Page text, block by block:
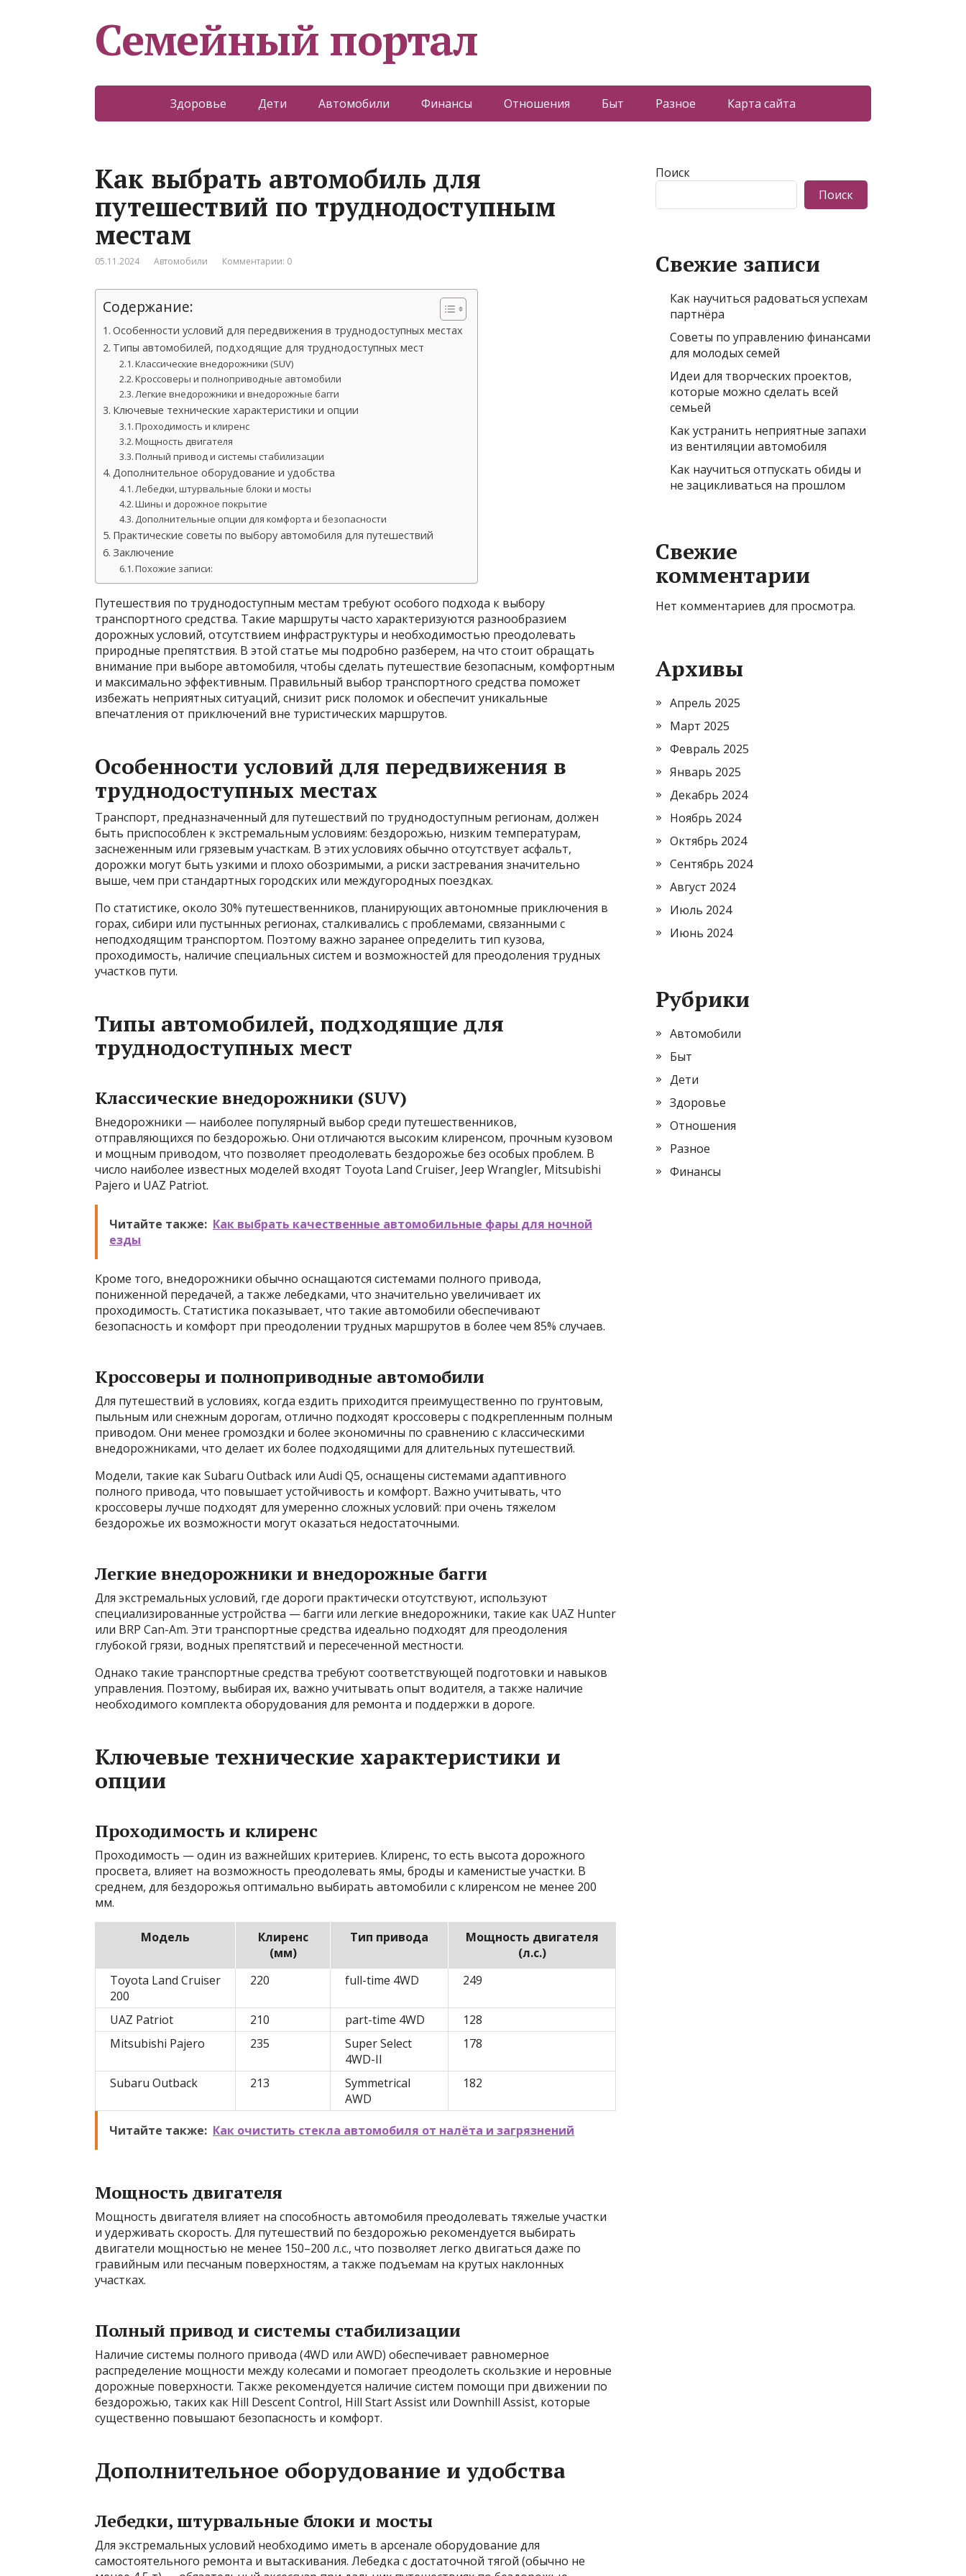
Семейный портал
Здоровье Дети Автомобили Финансы Отношения Быт Разное Карта сайта
Как выбрать автомобиль для
путешествий по труднодоступным
местам
05.11.2024 Автомобили Комментарии: 0
Содержание:
Особенности условий для передвижения в труднодоступных местах
Типы автомобилей, подходящие для труднодоступных мест
Классические внедорожники (SUV)
Кроссоверы и полноприводные автомобили
Легкие внедорожники и внедорожные багги
Ключевые технические характеристики и опции
Проходимость и клиренс
Мощность двигателя
Полный привод и системы стабилизации
Дополнительное оборудование и удобства
Лебедки, штурвальные блоки и мосты
Шины и дорожное покрытие
Дополнительные опции для комфорта и безопасности
Практические советы по выбору автомобиля для путешествий
Заключение
Похожие записи:
Путешествия по труднодоступным местам требуют особого подхода к выбору
транспортного средства. Такие маршруты часто характеризуются разнообразием
дорожных условий, отсутствием инфраструктуры и необходимостью преодолевать
природные препятствия. В этой статье мы подробно разберем, на что стоит обращать
внимание при выборе автомобиля, чтобы сделать путешествие безопасным, комфортным
и максимально эффективным. Правильный выбор транспортного средства поможет
избежать неприятных ситуаций, снизит риск поломок и обеспечит уникальные
впечатления от приключений вне туристических маршрутов.
Особенности условий для передвижения в
труднодоступных местах
Транспорт, предназначенный для путешествий по труднодоступным регионам, должен
быть приспособлен к экстремальным условиям: бездорожью, низким температурам,
заснеженным или грязевым участкам. В этих условиях обычно отсутствует асфальт,
дорожки могут быть узкими и плохо обозримыми, а риски застревания значительно
выше, чем при стандартных городских или междугородных поездках.
По статистике, около 30% путешественников, планирующих автономные приключения в
горах, сибири или пустынных регионах, сталкивались с проблемами, связанными с
неподходящим транспортом. Поэтому важно заранее определить тип кузова,
проходимость, наличие специальных систем и возможностей для преодоления трудных
участков пути.
Типы автомобилей, подходящие для
труднодоступных мест
Классические внедорожники (SUV)
Внедорожники — наиболее популярный выбор среди путешественников,
отправляющихся по бездорожью. Они отличаются высоким клиренсом, прочным кузовом
и мощным приводом, что позволяет преодолевать бездорожье без особых проблем. В
число наиболее известных моделей входят Toyota Land Cruiser, Jeep Wrangler, Mitsubishi
Pajero и UAZ Patriot.
Читайте также: Как выбрать качественные автомобильные фары для ночной
езды
Кроме того, внедорожники обычно оснащаются системами полного привода,
пониженной передачей, а также лебедками, что значительно увеличивает их
проходимость. Статистика показывает, что такие автомобили обеспечивают
безопасность и комфорт при преодолении трудных маршрутов в более чем 85% случаев.
Кроссоверы и полноприводные автомобили
Для путешествий в условиях, когда ездить приходится преимущественно по грунтовым,
пыльным или снежным дорогам, отлично подходят кроссоверы с подкрепленным полным
приводом. Они менее громоздки и более экономичны по сравнению с классическими
внедорожниками, что делает их более подходящими для длительных путешествий.
Модели, такие как Subaru Outback или Audi Q5, оснащены системами адаптивного
полного привода, что повышает устойчивость и комфорт. Важно учитывать, что
кроссоверы лучше подходят для умеренно сложных условий: при очень тяжелом
бездорожье их возможности могут оказаться недостаточными.
Легкие внедорожники и внедорожные багги
Для экстремальных условий, где дороги практически отсутствуют, используют
специализированные устройства — багги или легкие внедорожники, такие как UAZ Hunter
или BRP Can-Am. Эти транспортные средства идеально подходят для преодоления
глубокой грязи, водных препятствий и пересеченной местности.
Однако такие транспортные средства требуют соответствующей подготовки и навыков
управления. Поэтому, выбирая их, важно учитывать опыт водителя, а также наличие
необходимого комплекта оборудования для ремонта и поддержки в дороге.
Ключевые технические характеристики и
опции
Проходимость и клиренс
Проходимость — один из важнейших критериев. Клиренс, то есть высота дорожного
просвета, влияет на возможность преодолевать ямы, броды и каменистые участки. В
среднем, для бездорожья оптимально выбирать автомобили с клиренсом не менее 200
мм.
Модель
Клиренс
(мм)
Тип привода
Мощность двигателя
(л.с.)
Toyota Land Cruiser
200
220 full-time 4WD 249
UAZ Patriot 210 part-time 4WD
128
Mitsubishi Pajero
235
Super Select
4WD-II
178
Subaru Outback 213
Symmetrical
AWD
182
Читайте также: Как очистить стекла автомобиля от налёта и загрязнений
Мощность двигателя
Мощность двигателя влияет на способность автомобиля преодолевать тяжелые участки
и удерживать скорость. Для путешествий по бездорожью рекомендуется выбирать
двигатели мощностью не менее 150–200 л.с., что позволяет легко двигаться даже по
гравийным или песчаным поверхностям, а также подъемам на крутых наклонных
участках.
Полный привод и системы стабилизации
Наличие системы полного привода (4WD или AWD) обеспечивает равномерное
распределение мощности между колесами и помогает преодолеть скользкие и неровные
дорожные поверхности. Также рекомендуется наличие систем помощи при движении по
бездорожью, таких как Hill Descent Control, Hill Start Assist или Downhill Assist, которые
существенно повышают безопасность и комфорт.
Дополнительное оборудование и удобства
Лебедки, штурвальные блоки и мосты
Для экстремальных условий необходимо иметь в арсенале оборудование для
самостоятельного ремонта и вытаскивания. Лебедка с достаточной тягой (обычно не
Поиск
Поиск
Свежие записи
Как научиться радоваться успехам
партнёра
Советы по управлению финансами
для молодых семей
Идеи для творческих проектов,
которые можно сделать всей
семьей
Как устранить неприятные запахи
из вентиляции автомобиля
Как научиться отпускать обиды и
не зацикливаться на прошлом
Свежие
комментарии
Нет комментариев для просмотра.
Архивы
Апрель 2025
Март 2025
Февраль 2025
Январь 2025
Декабрь 2024
Ноябрь 2024
Октябрь 2024
Сентябрь 2024
Август 2024
Июль 2024
Июнь 2024
Рубрики
Автомобили
Быт
Дети
Здоровье
Отношения
Разное
Финансы